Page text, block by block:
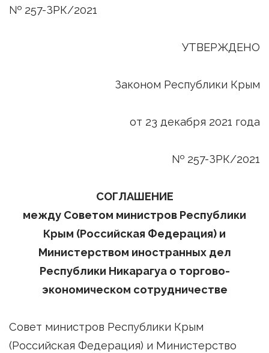
№ 257-ЗРК/2021
УТВЕРЖДЕНО
Законом Республики Крым
от 23 декабря 2021 года
№ 257-ЗРК/2021
СОГЛАШЕНИЕ
между Советом министров Республики
Крым (Российская Федерация) и
Министерством иностранных дел
Республики Никарагуа о торгово-
экономическом сотрудничестве
Совет министров Республики Крым
(Российская Федерация) и Министерство